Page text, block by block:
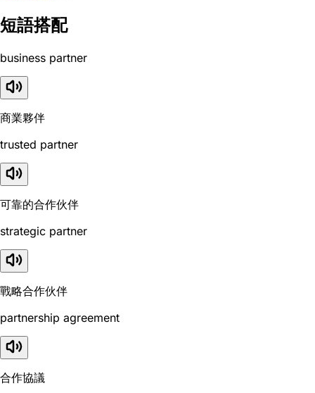
短語搭配
business partner
商業夥伴
trusted partner
可靠的合作伙伴
strategic partner
戰略合作伙伴
partnership agreement
合作協議